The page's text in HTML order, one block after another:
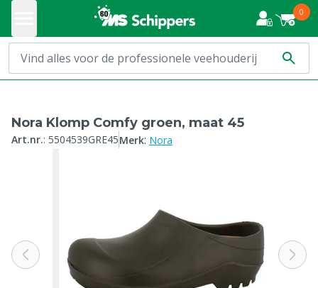
0
Nora Klomp Comfy groen, maat 45
Art.nr.: 5504539GRE45Merk: Nora